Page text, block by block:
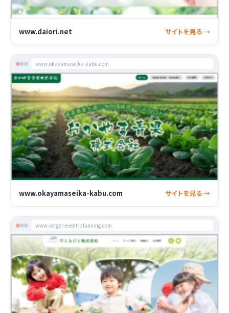
www.daiori.net サイトを見る →
www.okayamaseika-kabu.com
www.okayamaseika-kabu.com サイトを見る →
www.verger-event-planning.com